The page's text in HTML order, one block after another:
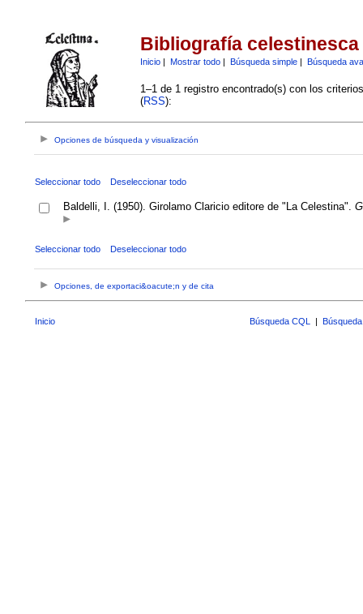
Bibliografía celestinesca
Inicio| Mostrar todo| Búsqueda simple| Búsqueda
1–1 de 1 registro encontrado(s) con los
(RSS):
Opciones de búsqueda y visualización
Seleccionar todo Deseleccionar todo
Baldelli, I. (1950). Girolamo Claricio editore de "La Celestina".
Seleccionar todo Deseleccionar todo
Opciones, de exportaci&oacute;n y de cita
Inicio Búsqueda CQL |